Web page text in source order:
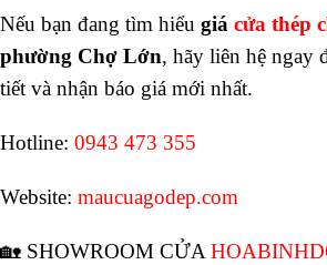
Nếu bạn đang tìm hiểu giá cửa thép
phường Chợ Lớn, hãy liên hệ ngay
tiết và nhận báo giá mới nhất.
Hotline: 0943 473 355
Website: maucuagodep.com
🏡 SHOWROOM CỬA